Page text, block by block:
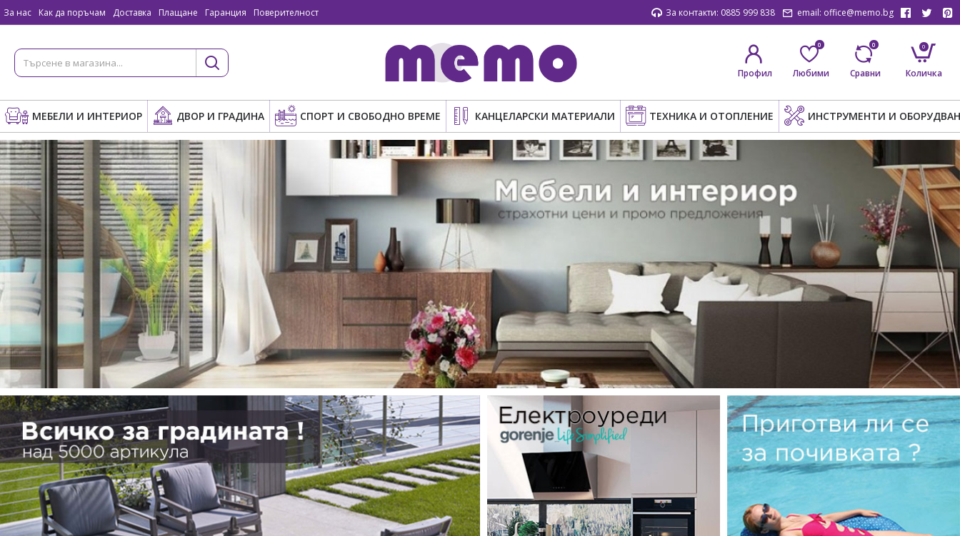
За нас Как да поръчам Доставка Плащане Гаранция Поверителност За контакти: 0885 999 838 email: office@memo.bg
Профил Любими
0
Сравни
0
Количка
0
МЕБЕЛИ И ИНТЕРИОР ДВОР И ГРАДИНА СПОРТ И СВОБОДНО ВРЕМЕ КАНЦЕЛАРСКИ МАТЕРИАЛИ ТЕХНИКА И ОТОПЛЕНИЕ ИНСТРУМЕНТИ И